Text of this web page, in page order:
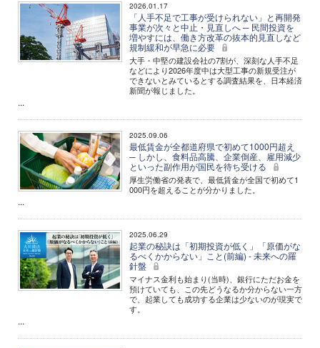
2026.01.17
「人手不足で工事が受けられない」と再開発
事業が次々と中止・見直しへ ─ 民間投資を
増やすには、働き方改革の抜本的見直しなど
規制緩和が早急に必要
大手・中堅の建設会社の7割が、深刻な人手不足
などにより2026年度中は大型工事の新規受注が
できないとみているとする調査結果を、日本経済
新聞が報じました。
...
2025.09.06
最低賃金が全都道府県で初めて1000円超え
─ しかし、食料品高騰、企業倒産、雇用減少
といった副作用が国民を待ち受ける
厚生労働省の発表で、最低賃金が全国で初めて1
000円を超えることが分かりました。
...
2025.06.29
起業の秘訣は「初期投資が低く」「原価がな
るべくかからない」こと(前編) - 未来への羅
針盤
マイナス金利も始まり(当時)、銀行にただお金を
預けていても、この先どうなるか分からない一方
で、起業しても成功する企業は少ないのが現実で
す。
...